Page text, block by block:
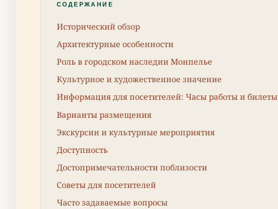
СОДЕРЖАНИЕ
Исторический обзор
Архитектурные особенности
Роль в городском наследии Монпелье
Культурное и художественное значение
Информация для посетителей: Часы работы и билеты
Варианты размещения
Экскурсии и культурные мероприятия
Доступность
Достопримечательности поблизости
Советы для посетителей
Часто задаваемые вопросы